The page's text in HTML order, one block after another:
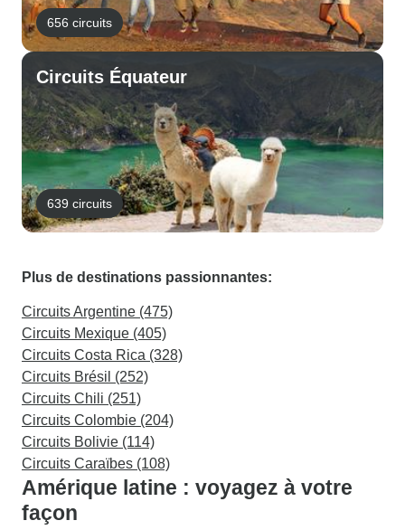
656 circuits
Circuits Équateur
639 circuits
Plus de destinations passionnantes:
Circuits Argentine (475)
Circuits Mexique (405)
Circuits Costa Rica (328)
Circuits Brésil (252)
Circuits Chili (251)
Circuits Colombie (204)
Circuits Bolivie (114)
Circuits Caraïbes (108)
Amérique latine : voyagez à votre
façon